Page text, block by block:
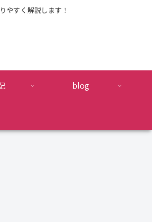
やすく解説します！
blog